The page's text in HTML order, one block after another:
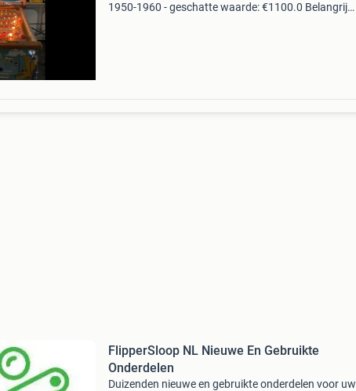
1950-1960 - geschatte waarde: €1100.0 Belangrijk:
FlipperSloop NL Nieuwe En Gebruikte
Onderdelen
Duizenden nieuwe en gebruikte onderdelen voor uw